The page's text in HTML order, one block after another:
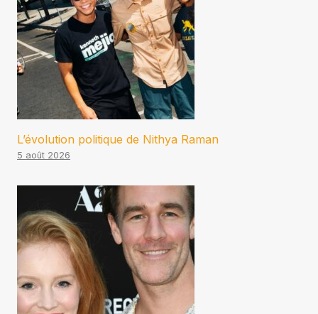
L’évolution politique de Nithya Raman
5 août 2026